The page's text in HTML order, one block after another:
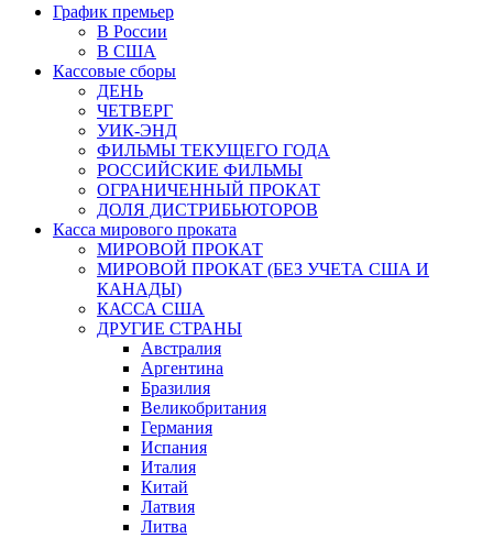
График премьер
В России
В США
Кассовые сборы
ДЕНЬ
ЧЕТВЕРГ
УИК-ЭНД
ФИЛЬМЫ ТЕКУЩЕГО ГОДА
РОССИЙСКИЕ ФИЛЬМЫ
ОГРАНИЧЕННЫЙ ПРОКАТ
ДОЛЯ ДИСТРИБЬЮТОРОВ
Касса мирового проката
МИРОВОЙ ПРОКАТ
МИРОВОЙ ПРОКАТ (БЕЗ УЧЕТА США И
КАНАДЫ)
КАССА США
ДРУГИЕ СТРАНЫ
Австралия
Аргентина
Бразилия
Великобритания
Германия
Испания
Италия
Китай
Латвия
Литва